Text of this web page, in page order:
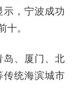
示，宁波成功
十。
、厦门、北
传统海滨城市